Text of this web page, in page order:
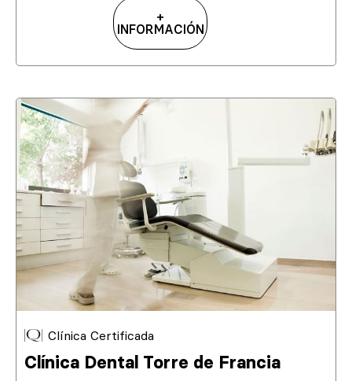
+
INFORMACIÓN
Clínica Certificada
Clínica Dental Torre de Francia